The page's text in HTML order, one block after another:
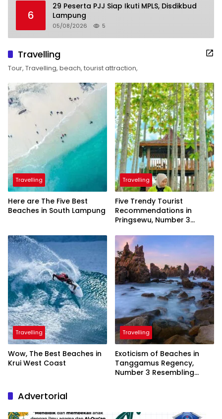
6
29 Peserta PJJ Siap Ikuti MPLS, Disdikbud
Lampung
05/08/2026 5
Travelling
Tour, Travelling, beach, tourist attraction,
Travelling
Here are The Five Best
Beaches in South Lampung
Travelling
Five Trendy Tourist
Recommendations in
Pringsewu, Number 3
President
Travelling
Wow, The Best Beaches in
Krui West Coast
Travelling
Exoticism of Beaches in
Tanggamus Regency,
Number 3 Resembling
Advertorial